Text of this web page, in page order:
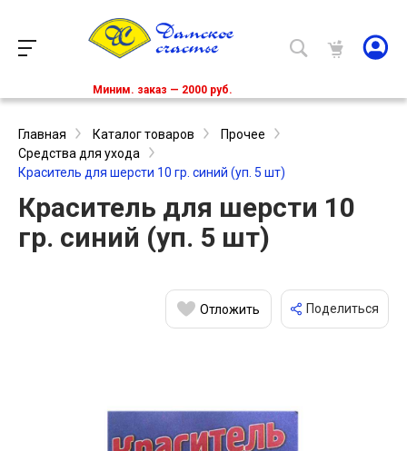
Миним. заказ — 2000 руб.
Главная Каталог товаров
Прочее
Средства для ухода
Краситель для шерсти 10 гр. синий (уп. 5 шт)
Краситель для шерсти 10
гр. синий (уп. 5 шт)
Отложить Поделиться